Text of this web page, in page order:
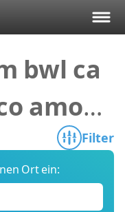
bwl ca
amon
Filter
Ort ein: